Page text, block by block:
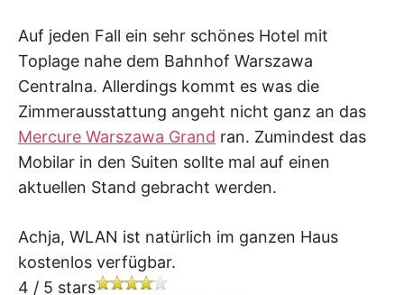
Auf jeden Fall ein sehr schönes Hotel mit
Toplage nahe dem Bahnhof Warszawa
Centralna. Allerdings kommt es was die
Zimmerausstattung angeht nicht ganz an das
Mercure Warszawa Grand ran. Zumindest das
Mobilar in den Suiten sollte mal auf einen
aktuellen Stand gebracht werden.
Achja, WLAN ist natürlich im ganzen Haus
kostenlos verfügbar.
4 / 5 stars